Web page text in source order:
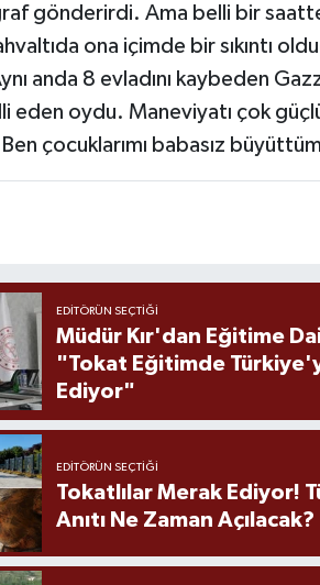
gönderirdi. Ama belli bir
ona içimde bir sıkıntı
anda 8 evladını kaybeden
eden oydu. Maneviyatı çok
çocuklarımı babasız
EDITÖRÜN SEÇTIĞI
Müdür Kır'dan Eğitime
"Tokat Eğitimde
Ediyor"
EDITÖRÜN SEÇTIĞI
Tokatlılar Merak Ediyor!
Anıtı Ne Zaman Açılacak?